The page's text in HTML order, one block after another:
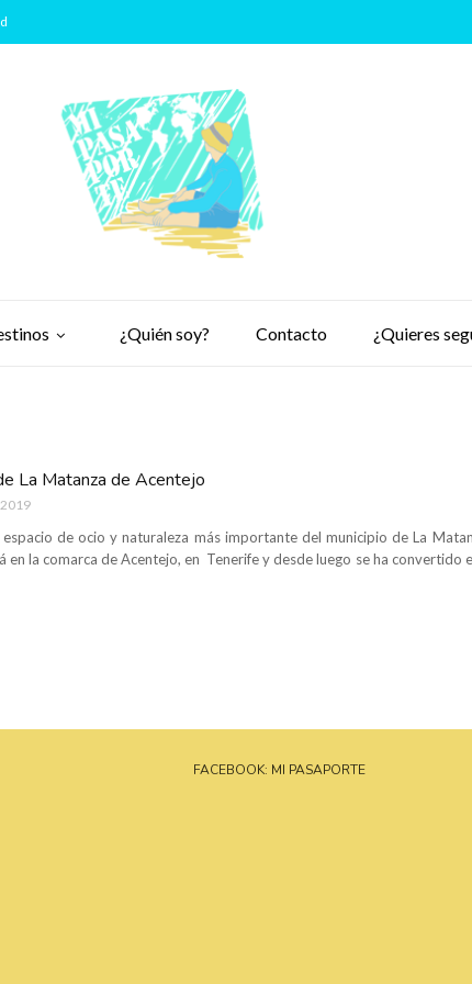
¿Quién soy? Contacto ¿Quieres
La Matanza de Acentejo
de ocio y naturaleza más importante del municipio de La
en la comarca de Acentejo, en Tenerife y desde luego se ha convertido
FACEBOOK: MI PASAPORTE